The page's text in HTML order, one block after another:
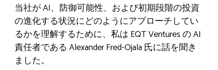
当社が AI、防御可能性、および初期段階の投資
の進化する状況にどのようにアプローチしてい
るかを理解するために、私は EQT Ventures の AI
責任者である Alexander Fred-Ojala 氏に話を聞き
ました。